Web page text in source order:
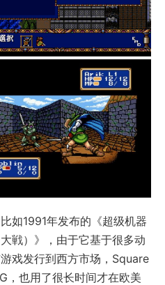
如1991年发布的《超级机器
戦）》，由于它基于很多动
戏发行到西方市场，Square
，也用了很长时间才在欧美